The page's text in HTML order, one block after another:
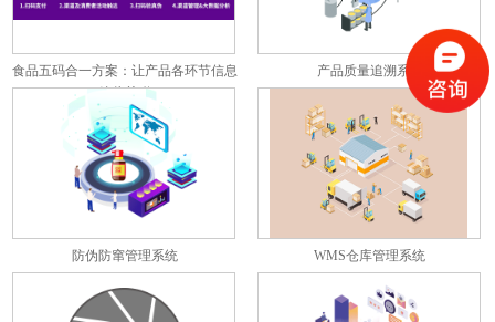
食品五码合一方案：让产品各环节信息
彼此关联
产品质量追溯系统
防伪防窜管理系统 WMS仓库管理系统